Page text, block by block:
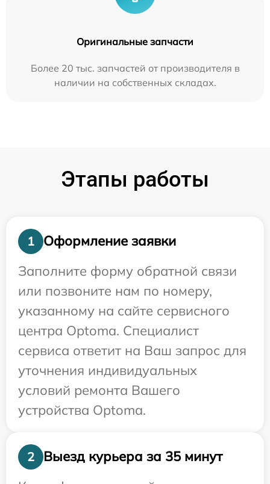
Оригинальные запчасти
Более 20 тыс. запчастей от производителя в
наличии на собственных складах.
Этапы работы
1
Оформление заявки
Заполните форму обратной связи
или позвоните нам по номеру,
указанному на сайте сервисного
центра Optoma. Специалист
сервиса ответит на Ваш запрос для
уточнения индивидуальных
условий ремонта Вашего
устройства Optoma.
2
Выезд курьера за 35 минут